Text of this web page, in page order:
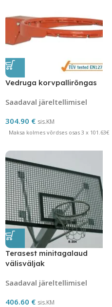
Vedruga korvpallirõngas
Saadaval järeltellimisel
304.90 € sis.KM
Maksa kolmes võrdses osas 3 x 101.63€
Terasest minitagalaud
välisväljak
Saadaval järeltellimisel
406.60 € sis.KM